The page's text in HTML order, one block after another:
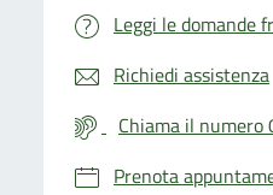
Leggi le domande
Richiedi assistenza
Chiama il
Prenota